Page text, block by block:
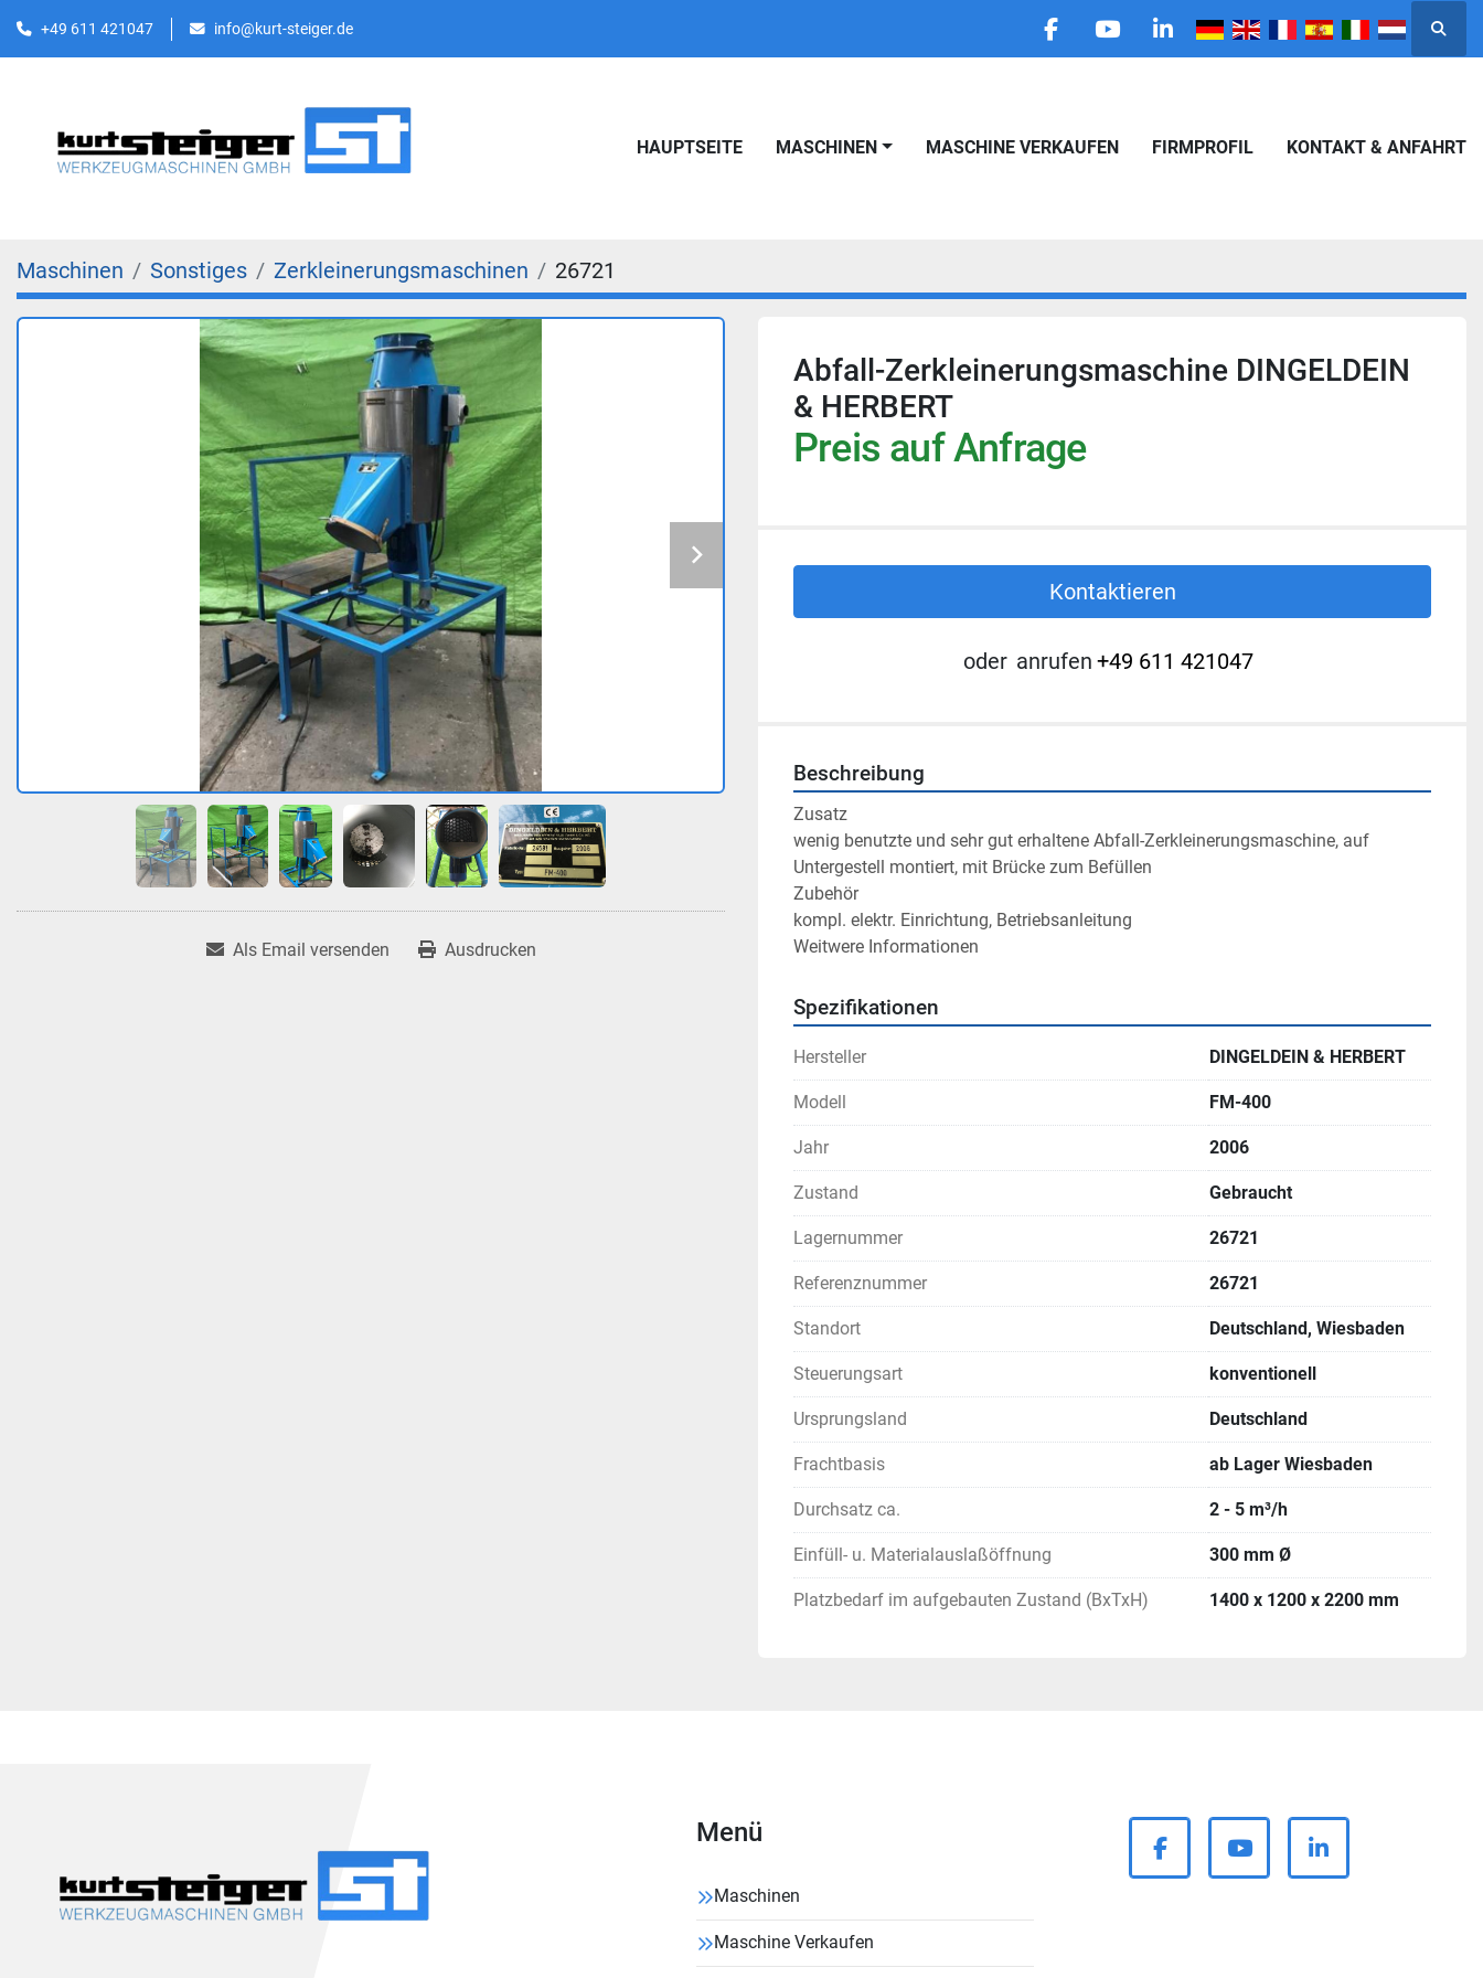
+49 611 421047 info@kurt-steiger.de
facebookyoutubelinkedin Suche
HAUPTSEITE MASCHINEN MASCHINE VERKAUFEN FIRMPROFIL KONTAKT & ANFAHRT
Maschinen Sonstiges Zerkleinerungsmaschinen 26721
Als Email versenden Ausdrucken
Abfall-Zerkleinerungsmaschine DINGELDEIN
& HERBERT
Preis auf Anfrage
Kontaktieren
oder anrufen +49 611 421047
Beschreibung
Zusatz
wenig benutzte und sehr gut erhaltene Abfall-Zerkleinerungsmaschine, auf
Untergestell montiert, mit Brücke zum Befüllen
Zubehör
kompl. elektr. Einrichtung, Betriebsanleitung
Weitwere Informationen
Spezifikationen
Hersteller DINGELDEIN & HERBERT
Modell FM-400
Jahr 2006
Zustand Gebraucht
Lagernummer 26721
Referenznummer 26721
Standort Deutschland, Wiesbaden
Steuerungsart konventionell
Ursprungsland Deutschland
Frachtbasis ab Lager Wiesbaden
Durchsatz ca. 2 - 5 m³/h
Einfüll- u. Materialauslaßöffnung 300 mm Ø
Platzbedarf im aufgebauten Zustand (BxTxH) 1400 x 1200 x 2200 mm
Menü
Maschinen
Maschine Verkaufen
facebookyoutubelinkedin